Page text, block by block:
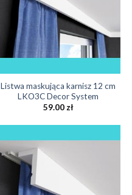
Listwa maskująca karnisz 12 cm
LKO3C Decor System
59.00zł